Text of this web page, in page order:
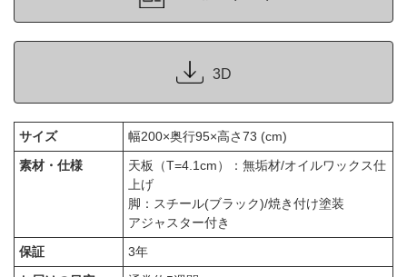
3D
サイズ
幅200×奥行95×高さ73 (cm)
素材・仕様
天板（T=4.1cm）：無垢材/オイルワックス仕
上げ
脚：スチール(ブラック)/焼き付け塗装
アジャスター付き
保証
3年